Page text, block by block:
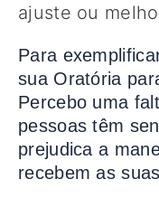
ajuste ou
Para
sua Oratória
Percebo uma
pessoas têm
prejudica a
recebem as